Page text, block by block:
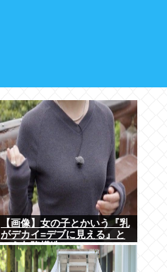
【画像】女の子とかいう『乳
がデカイ=デブに見える』と
いう欠陥構造www